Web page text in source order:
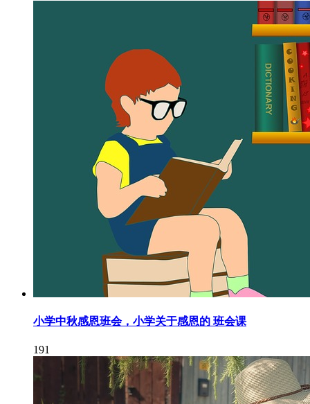
小学中秋感恩班会，小学关于感恩的 班会课
191